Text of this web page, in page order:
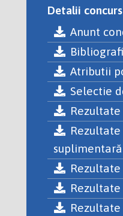
Detalii concurs
Anunt
Atributii
Selectie
Rezultate
suplimentară